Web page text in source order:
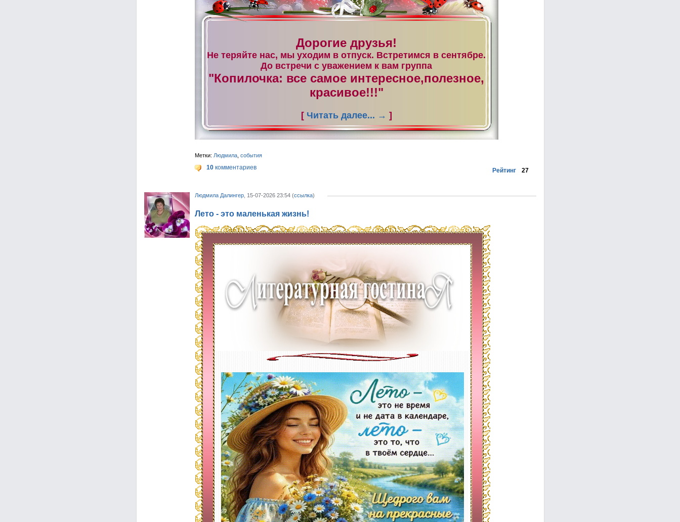
Дорогие друзья!
Не теряйте нас, мы уходим в отпуск. Встретимся в сентябре.
До встречи с уважением к вам группа
"Копилочка: все самое интересное,полезное,
красивое!!!"
[ Читать далее... → ]
Метки: Людмила, события
Рейтинг 27
10комментариев
Людмила Далингер, 15-07-2026 23:54 (ссылка)
Лето - это маленькая жизнь!